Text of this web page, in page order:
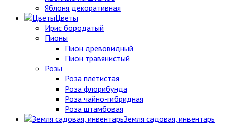
Яблоня декоративная
Цветы
Ирис бородатый
Пионы
Пион древовидный
Пион травянистый
Розы
Роза плетистая
Роза флорибунда
Роза чайно-гибридная
Роза штамбовая
Земля садовая, инвентарь